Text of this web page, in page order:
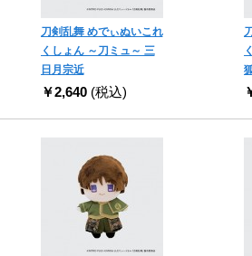
刀剣乱舞 めでぃぬいこれ
くしょん ～刀ミュ～ 三
日月宗近
￥2,640 (税込)